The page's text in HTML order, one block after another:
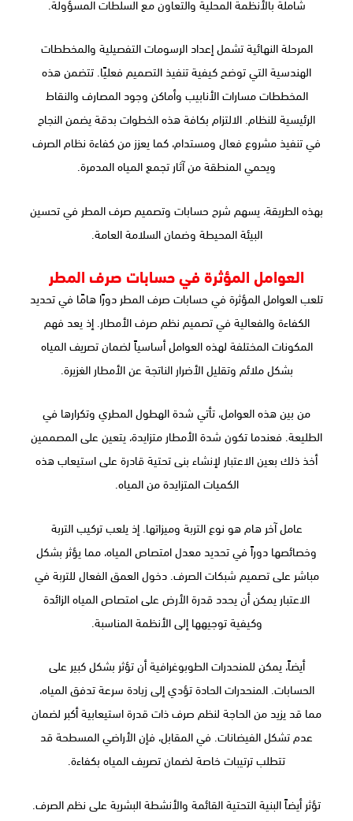
شاملة بالأنظمة المحلية والتعاون مع السلطات المسؤولة.
المرحلة النهائية تشمل إعداد الرسومات التفصيلية والمخططات
الهندسية التي توضح كيفية تنفيذ التصميم فعليًا. تتضمن هذه
المخططات مسارات الأنابيب وأماكن وجود المصارف والنقاط
الرئيسية للنظام. الالتزام بكافة هذه الخطوات بدقة يضمن النجاح
في تنفيذ مشروع فعال ومستدام، كما يعزز من كفاءة نظام الصرف
ويحمي المنطقة من آثار تجمع المياه المدمرة.
بهذه الطريقة، يسهم شرح حسابات وتصميم صرف المطر في تحسين
البيئة المحيطة وضمان السلامة العامة.
العوامل المؤثرة في حسابات صرف المطر
تلعب العوامل المؤثرة في حسابات صرف المطر دورًا هامًا في تحديد
الكفاءة والفعالية في تصميم نظم صرف الأمطار. إذ يعد فهم
المكونات المختلفة لهذه العوامل أساسياً لضمان تصريف المياه
بشكل ملائم وتقليل الأضرار الناتجة عن الأمطار الغزيرة.
من بين هذه العوامل، تأتي شدة الهطول المطري وتكرارها في
الطليعة. فعندما تكون شدة الأمطار متزايدة، يتعين على المصممين
أخذ ذلك بعين الاعتبار لإنشاء بنى تحتية قادرة على استيعاب هذه
الكميات المتزايدة من المياه.
عامل آخر هام هو نوع التربة وميزاتها. إذ يلعب تركيب التربة
وخصائصها دوراً في تحديد معدل امتصاص المياه، مما يؤثر بشكل
مباشر على تصميم شبكات الصرف. دخول العمق الفعال للتربة في
الاعتبار يمكن أن يحدد قدرة الأرض على امتصاص المياه الزائدة
وكيفية توجيهها إلى الأنظمة المناسبة.
أيضاً، يمكن للمنحدرات الطوبوغرافية أن تؤثر بشكل كبير على
الحسابات. المنحدرات الحادة تؤدي إلى زيادة سرعة تدفق المياه،
مما قد يزيد من الحاجة لنظم صرف ذات قدرة استيعابية أكبر لضمان
عدم تشكل الفيضانات. في المقابل، فإن الأراضي المسطحة قد
تتطلب ترتيبات خاصة لضمان تصريف المياه بكفاءة.
تؤثر أيضاً البنية التحتية القائمة والأنشطة البشرية على نظم الصرف.